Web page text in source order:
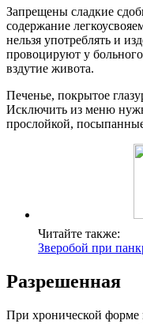
Запрещены сладкие
содержание
нельзя употреблять и
провоцируют у
вздутие живота.
Печенье, покрытое
Исключить из меню
прослойкой,
Читайте также:
Зверобой при
Разрешенная
При хронической форме